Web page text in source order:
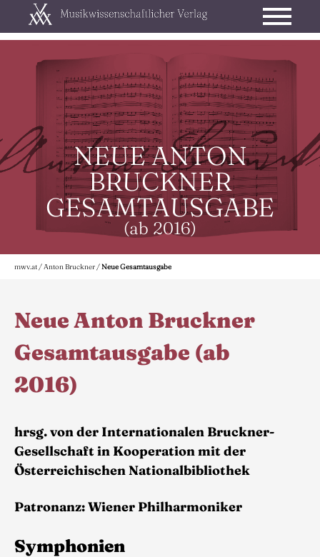
NEUE ANTON
BRUCKNER
GESAMTAUSGABE
(ab 2016)
mwv.at /Anton Bruckner /Neue Gesamtausgabe
Neue Anton Bruckner
Gesamtausgabe (ab
2016)
hrsg. von der Internationalen Bruckner-
Gesellschaft in Kooperation mit der
Österreichischen Nationalbibliothek
Patronanz: Wiener Philharmoniker
Symphonien